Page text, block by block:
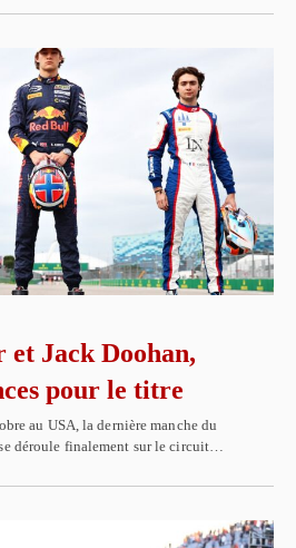
et Jack Doohan,
pour le titre
au USA, la dernière manche du
déroule finalement sur le circuit…